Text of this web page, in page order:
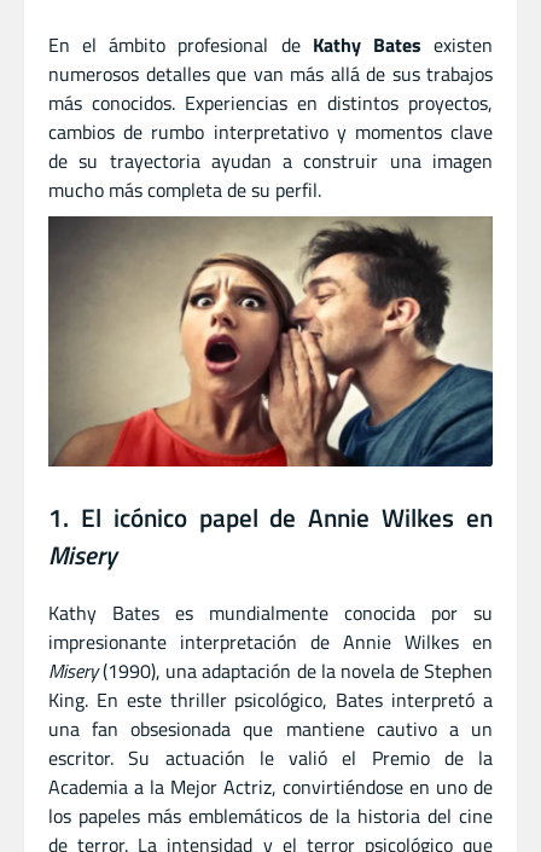
En el ámbito profesional de Kathy Bates existen
numerosos detalles que van más allá de sus trabajos
más conocidos. Experiencias en distintos proyectos,
cambios de rumbo interpretativo y momentos clave
de su trayectoria ayudan a construir una imagen
mucho más completa de su perfil.
1. El icónico papel de Annie Wilkes en
Misery
Kathy Bates es mundialmente conocida por su
impresionante interpretación de Annie Wilkes en
Misery(1990), una adaptación de la novela de Stephen
King. En este thriller psicológico, Bates interpretó a
una fan obsesionada que mantiene cautivo a un
escritor. Su actuación le valió el Premio de la
Academia a la Mejor Actriz, convirtiéndose en uno de
los papeles más emblemáticos de la historia del cine
de terror. La intensidad y el terror psicológico que